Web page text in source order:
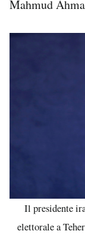
Mahmud
Il presidente
elettorale a